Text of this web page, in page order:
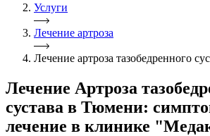
Услуги
Лечение артроза
Лечение артроза тазобедренного
Лечение Артроза
сустава в Тюмени:
лечение в клинике